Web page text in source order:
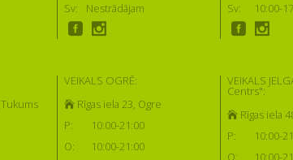
Sv:
Nestrādājam
Sv:
10:00-
VEIKALS OGRĒ:
Rīgas iela 23, Ogre
P:
10:00-21:00
O:
10:00-21:00
VEIKALS
Centrs":
Rīgas iela
P:
10:00-
O:
10:00-